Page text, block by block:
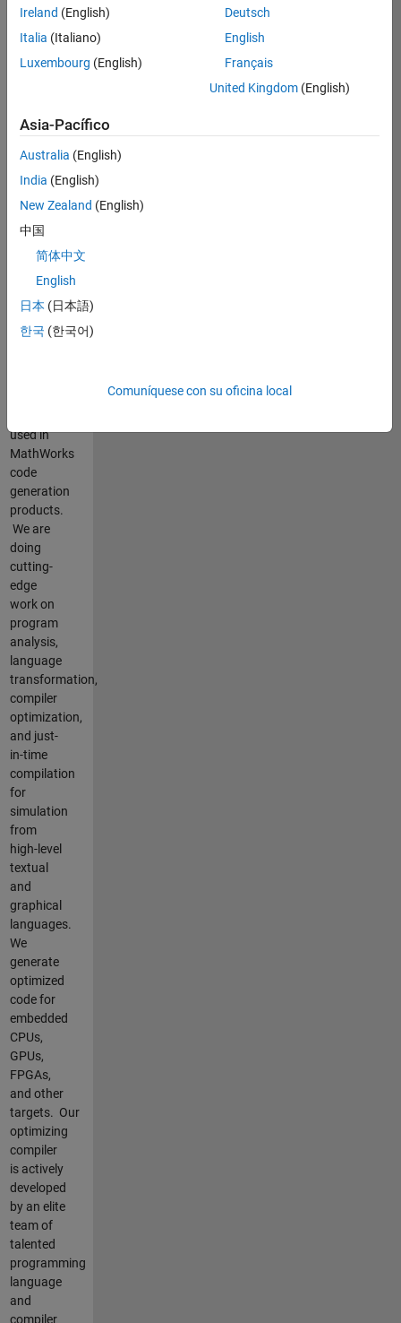
US-
Natick
Rango
112,900
144,000
Resumen
empleo
Our
group is
used in
MathWorks
code
generation
products.
We are
doing
cutting-
edge
work on
program
analysis,
language
transformation,
compiler
optimization,
and just-
in-time
compilation
for
simulation
from
high-level
textual
and
graphical
languages.
We
generate
optimized
code for
embedded
CPUs,
GPUs,
FPGAs,
and other
targets. Our
optimizing
compiler
is actively
developed
by an elite
team of
talented
programming
language
and
compiler
Ireland (English)
Italia (Italiano)
Luxembourg (English)
Deutsch
English
Français
United Kingdom(English)
Asia-Pacífico
Australia (English)
India (English)
New Zealand (English)
中国
简体中文
English
日本 (日本語)
한국 (한국어)
Comuníquese con su oficina local